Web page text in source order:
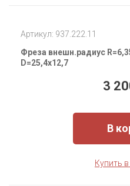
Артикул: 937.222.11
Фреза внешн.радиус
D=25,4x12,7
3
В
Купить